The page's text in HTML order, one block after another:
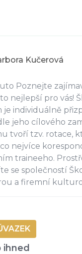
Kučerová
Poznejte
nejlepší pro vás!
je individuálně
jeho cílového
tvoří tzv. rotace,
nejvíce
traineeho.
se společností
a firemní
ihned